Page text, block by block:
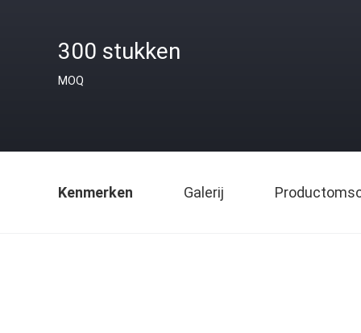
300 stukken
MOQ
Kenmerken Galerij